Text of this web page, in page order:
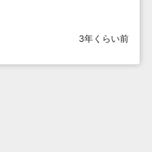
3年くらい前